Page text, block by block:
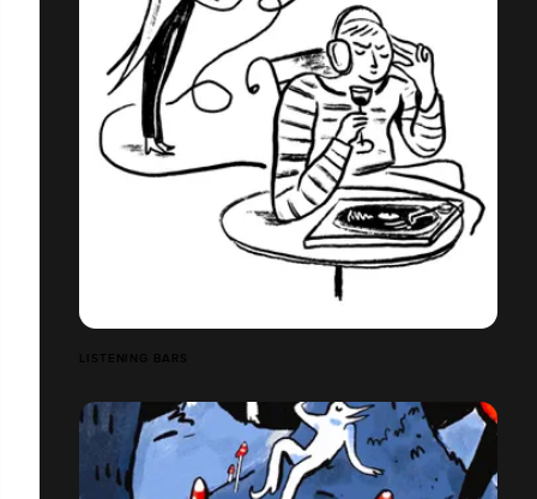
LISTENING BARS